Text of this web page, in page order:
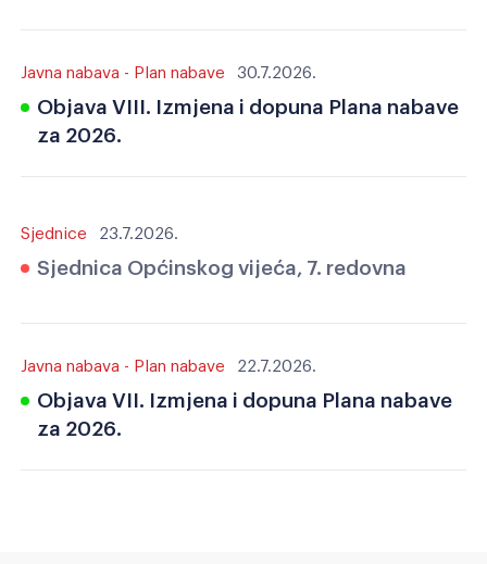
Javna nabava - Plan nabave 30.7.2026.
Objava VIII. Izmjena i dopuna Plana nabave
za 2026.
Sjednice 23.7.2026.
Sjednica Općinskog vijeća, 7. redovna
Javna nabava - Plan nabave 22.7.2026.
Objava VII. Izmjena i dopuna Plana nabave
za 2026.